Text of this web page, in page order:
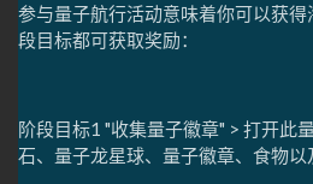
参与量子航行活动意味着你可以获
段目标都可获取奖励：
阶段目标1 "收集量子徽章" > 打开此
石、量子龙星球、量子徽章、食物以